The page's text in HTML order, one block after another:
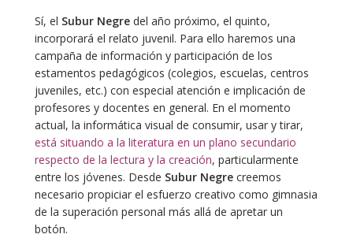
Sí, el Subur Negredel año próximo, el quinto,
incorporará el relato juvenil. Para ello haremos una
campaña de información y participación de los
estamentos pedagógicos (colegios, escuelas, centros
juveniles, etc.) con especial atención e implicación de
profesores y docentes en general. En el momento
actual, la informática visual de consumir, usar y tirar,
está situando a la literatura en un plano secundario
respecto de la lectura y la creación, particularmente
entre los jóvenes. Desde Subur Negrecreemos
necesario propiciar el esfuerzo creativo como gimnasia
de la superación personal más allá de apretar un
botón.